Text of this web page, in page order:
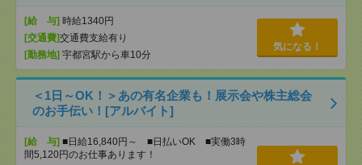
[給 与] 時給1340円
[交通費]交通費支給有り
[勤務地] 宇都宮駅から車10分
気になる！
＜1日～OK！＞あの有名企業も！展示会や株主総会
のお手伝い！[アルバイト]
[給 与] ■日給16,840円～ ■日払いOK ■実働3時
間5,120円のお仕事あります！